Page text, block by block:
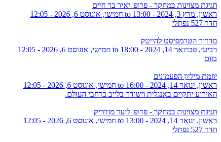
חגיגת מצוינות במחקר - פרופ' יאיר בר חיים
ראשון, מרץ 3, 2024 - 13:00
חמישי, אוגוסט 6, 2026 - 12:05
חדר 527 נפתלי
מדריך הטרמפיסט להייטק
רביעי, פברואר 14, 2024 - 18:00
חמישי, אוגוסט 6, 2026 - 12:05
בזום
יוזמת מיליון הפעמונים
ראשון, ינואר 14, 2024 - 16:00
חמישי, אוגוסט 6, 2026 - 12:05
האירוע יתקיים באנגלית וישודר בלייב ברחבי העולם.
חגיגת מצוינות במחקר - פרופ' ליעד מודריק
ראשון, ינואר 14, 2024 - 13:00
חמישי, אוגוסט 6, 2026 - 12:05
חדר 527 נפתלי